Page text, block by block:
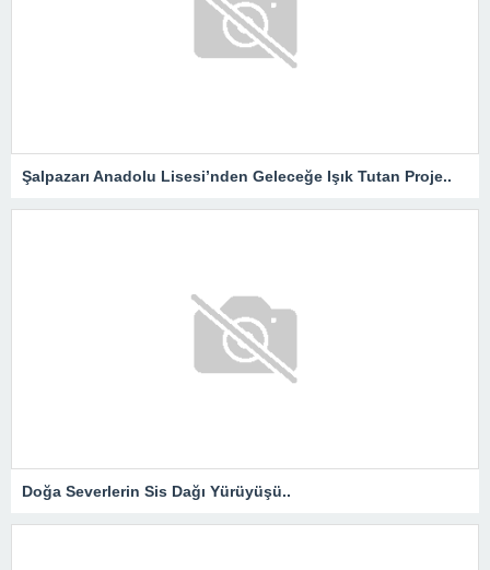
Şalpazarı Anadolu Lisesi’nden Geleceğe Işık Tutan Proje..
Doğa Severlerin Sis Dağı Yürüyüşü..